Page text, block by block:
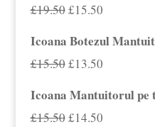
£15.00.
£19.50Prețul
£19.50.
£15.50Prețul
Icoana Botezul
£15.50Prețul
£13.50Prețul
Icoana Mantuitorul pe
£15.50Prețul
£14.50Prețul